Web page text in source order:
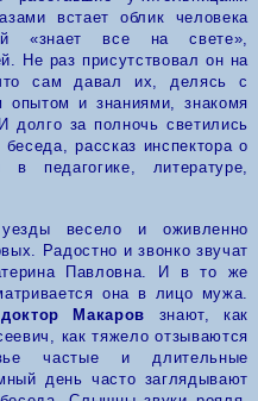
встает облик человека
«знает все на свете»,
Не раз присутствовал он на
сам давал их, делясь с
опытом и знаниями, знакомя
за полночь светились
рассказ инспектора о
педагогике, литературе,
весело и оживленно
Радостно и звонко звучат
Павловна. И в то же
она в лицо мужа.
доктор Макаров знают, как
как тяжело отзываются
частые и длительные
день часто заглядывают